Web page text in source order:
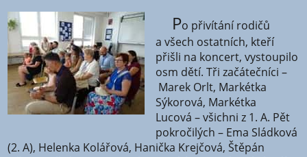
Po přivítání rodičů
a všech ostatních, kteří
přišli na koncert, vystoupilo
osm dětí. Tři začátečníci –
Marek Orlt, Markétka
Sýkorová, Markétka
Lucová – všichni z 1. A. Pět
pokročilých – Ema Sládková
(2. A), Helenka Kolářová, Hanička Krejčová, Štěpán